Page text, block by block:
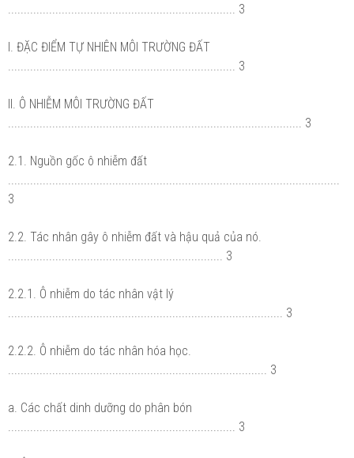
........................................................................ 3
I. ĐẶC ĐIỂM TỰ NHIÊN MÔI TRƯỜNG ĐẤT
........................................................................ 3
II. Ô NHIỄM MÔI TRƯỜNG ĐẤT
............................................................................................. 3
2.1. Nguồn gốc ô nhiễm đất
3
2.2. Tác nhân gây ô nhiễm đất và hậu quả của nó.
.................................................................... 3
2.2.1. Ô nhiễm do tác nhân vật lý
....................................................................................... 3
2.2.2. Ô nhiễm do tác nhân hóa học.
.................................................................................. 3
a. Các chất dinh dưỡng do phân bón
........................................................................ 3